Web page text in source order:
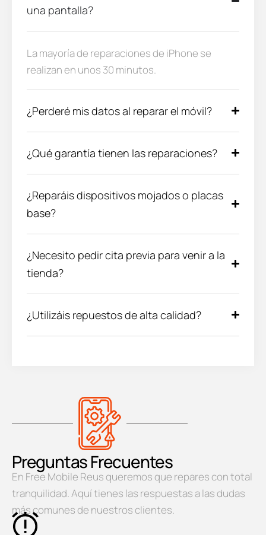
una pantalla?
La mayoría de reparaciones de iPhone se
realizan en unos 30 minutos.
¿Perderé mis datos al reparar el móvil?
¿Qué garantía tienen las reparaciones?
¿Reparáis dispositivos mojados o placas
base?
¿Necesito pedir cita previa para venir a la
tienda?
¿Utilizáis repuestos de alta calidad?
Preguntas Frecuentes
En Free Mobile Reus queremos que repares con total
tranquilidad. Aquí tienes las respuestas a las dudas
más comunes de nuestros clientes.